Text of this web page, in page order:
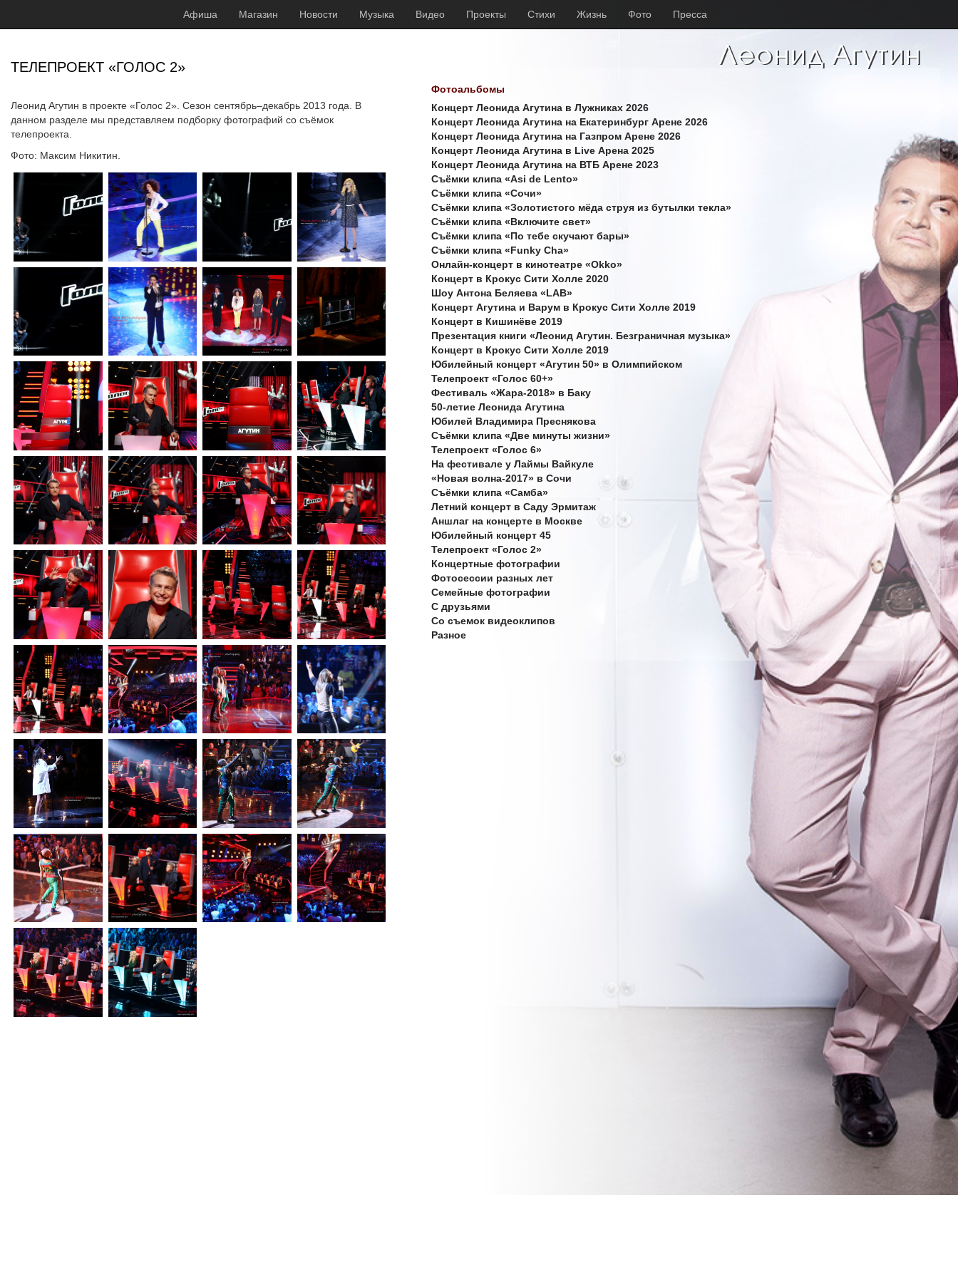
Афиша Магазин Новости Музыка Видео Проекты Стихи Жизнь Фото Пресса
ТЕЛЕПРОЕКТ «ГОЛОС 2»
Леонид Агутин в проекте «Голос 2». Сезон сентябрь–декабрь 2013 года. В
данном разделе мы представляем подборку фотографий со съёмок
телепроекта.
Фото: Максим Никитин.
Фотоальбомы
Концерт Леонида Агутина в Лужниках 2026
Концерт Леонида Агутина на Екатеринбург Арене 2026
Концерт Леонида Агутина на Газпром Арене 2026
Концерт Леонида Агутина в Live Арена 2025
Концерт Леонида Агутина на ВТБ Арене 2023
Съёмки клипа «Asi de Lento»
Съёмки клипа «Сочи»
Съёмки клипа «Золотистого мёда струя из бутылки текла»
Съёмки клипа «Включите свет»
Съёмки клипа «По тебе скучают бары»
Съёмки клипа «Funky Cha»
Онлайн-концерт в кинотеатре «Okko»
Концерт в Крокус Сити Холле 2020
Шоу Антона Беляева «LAB»
Концерт Агутина и Варум в Крокус Сити Холле 2019
Концерт в Кишинёве 2019
Презентация книги «Леонид Агутин. Безграничная музыка»
Концерт в Крокус Сити Холле 2019
Юбилейный концерт «Агутин 50» в Олимпийском
Телепроект «Голос 60+»
Фестиваль «Жара-2018» в Баку
50-летие Леонида Агутина
Юбилей Владимира Преснякова
Съёмки клипа «Две минуты жизни»
Телепроект «Голос 6»
На фестивале у Лаймы Вайкуле
«Новая волна-2017» в Сочи
Съёмки клипа «Самба»
Летний концерт в Саду Эрмитаж
Аншлаг на концерте в Москве
Юбилейный концерт 45
Телепроект «Голос 2»
Концертные фотографии
Фотосессии разных лет
Семейные фотографии
С друзьями
Со съемок видеоклипов
Разное